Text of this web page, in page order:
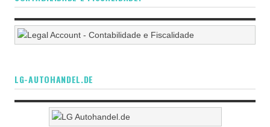
LG-AUTOHANDEL.DE